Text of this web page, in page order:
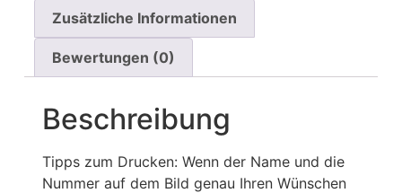
Zusätzliche Informationen
Bewertungen (0)
Beschreibung
Tipps zum Drucken: Wenn der Name und die
Nummer auf dem Bild genau Ihren Wünschen